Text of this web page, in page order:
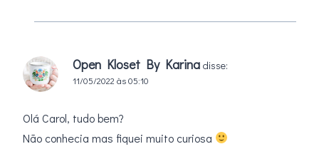
Open Kloset By Karina disse:
11/05/2022 às 05:10
Olá Carol, tudo bem?
Não conhecia mas fiquei muito curiosa